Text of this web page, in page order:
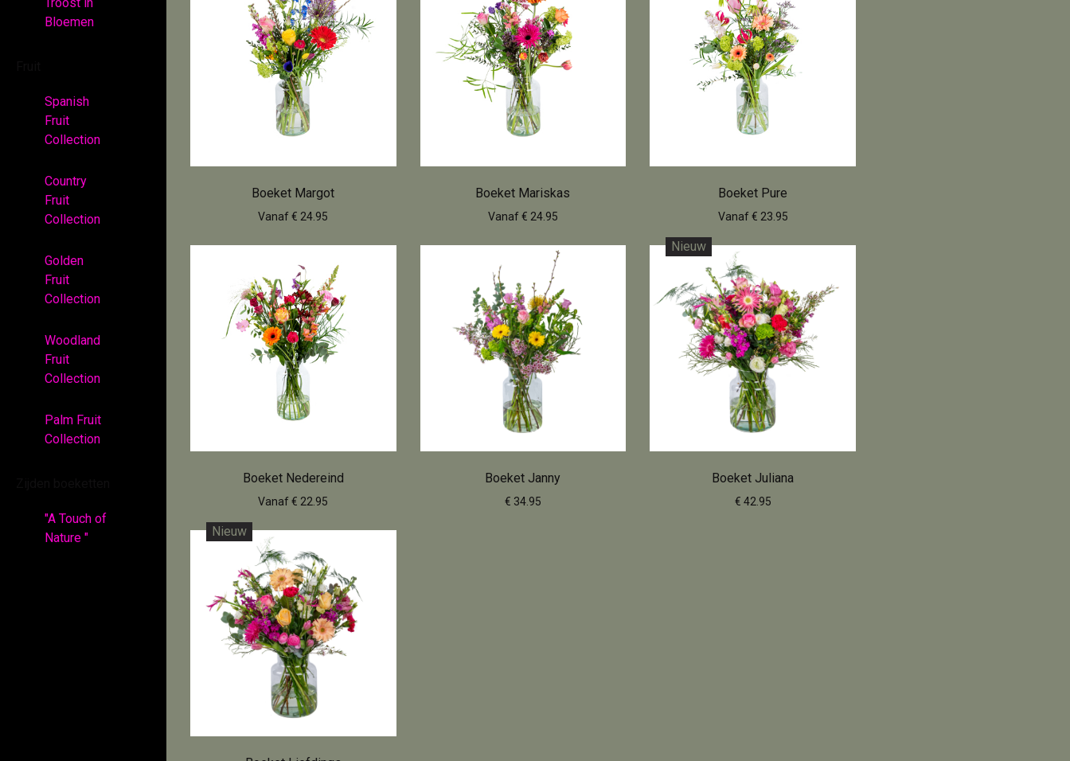
Bloemen
Spanish
Fruit
Collection
Country
Fruit
Collection
Golden
Fruit
Collection
Woodland
Fruit
Collection
Palm Fruit
Collection
"A Touch of
Nature "
Boeket Margot
Vanaf € 24.95
Boeket Mariskas
Vanaf € 24.95
Boeket Pure
Vanaf € 23.95
Boeket Nedereind
Vanaf € 22.95
Boeket Janny
€ 34.95
Nieuw
Boeket Juliana
€ 42.95
Nieuw